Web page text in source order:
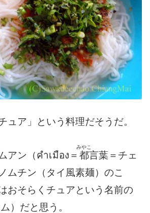
ュア」という料理だそうだ。
アン（คำเมือง＝ 都
みやこ
言葉＝チェ
ムチン（タイ風素麺）のこ
おそらくチュアという名前の
）だと思う。